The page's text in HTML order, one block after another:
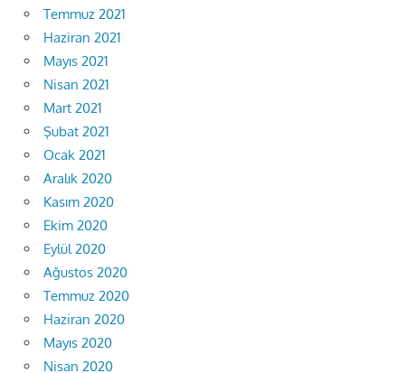
Temmuz 2021
Haziran 2021
Mayıs 2021
Nisan 2021
Mart 2021
Şubat 2021
Ocak 2021
Aralık 2020
Kasım 2020
Ekim 2020
Eylül 2020
Ağustos 2020
Temmuz 2020
Haziran 2020
Mayıs 2020
Nisan 2020